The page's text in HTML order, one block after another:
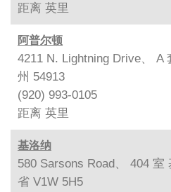
距离 英里
阿普尔顿
4211 N. Lightning Drive、 A
州 54913
(920) 993-0105
距离 英里
基洛纳
580 Sarsons Road、 404 室
省 V1W 5H5